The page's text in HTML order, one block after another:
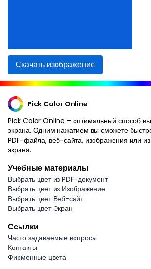
Скачать изображение
Pick Color Online
Pick Color Online – оптимальный способ
экрана. Одним нажатием вы сможете
PDF-файла, веб-сайта, изображения или
экрана.
Учебные материалы
Выбрать цвет из PDF-документ
Выбрать цвет из Изображение
Выбрать цвет Веб-сайт
Выбрать цвет Экран
Ссылки
Часто задаваемые вопросы
Контакты
Фирменные цвета